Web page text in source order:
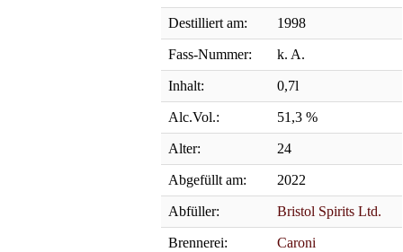
Destilliert am: 1998
Fass-Nummer: k. A.
Inhalt: 0,7l
Alc.Vol.: 51,3 %
Alter: 24
Abgefüllt am: 2022
Abfüller: Bristol Spirits Ltd.
Brennerei: Caroni